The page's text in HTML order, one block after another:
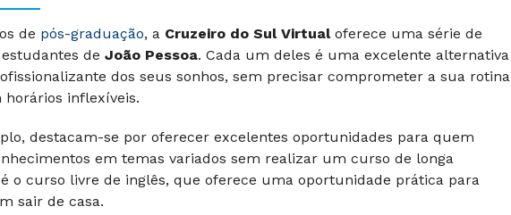
de pós-graduação, a Cruzeiro do Sul Virtualoferece uma série de
de João Pessoa. Cada um deles é uma excelente alternativa
dos seus sonhos, sem precisar comprometer a sua rotina
inflexíveis.
destacam-se por oferecer excelentes oportunidades para quem
em temas variados sem realizar um curso de longa
o curso livre de inglês, que oferece uma oportunidade prática para
sair de casa.